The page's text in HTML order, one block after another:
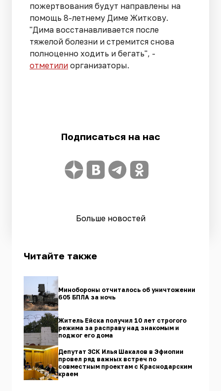
пожертвования будут направлены на
помощь 8-летнему Диме Житкову.
"Дима восстанавливается после
тяжелой болезни и стремится снова
полноценно ходить и бегать", -
отметили организаторы.
Подписаться на нас
Больше новостей
Читайте также
Минобороны отчиталось об уничтожении
605 БПЛА за ночь
Житель Ейска получил 10 лет строгого
режима за расправу над знакомым и
поджог его дома
Депутат ЗСК Илья Шакалов в Эфиопии
провел ряд важных встреч по
совместным проектам с Краснодарским
краем